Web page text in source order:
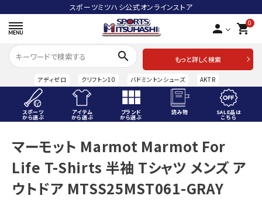
スポーツミツハシ公式オンラインストア
person 0
shopping_cart
search
もっと詳しく検索
アディゼロ クリフトン10 バドミントンシューズ AKTR
スポーツ
から選ぶ
アイテム
から選ぶ
ブランド
から選ぶ
読み物 SALE品は
こちら
ようこそ ゲスト 様
meeting_room ログイン person 会員登録
マーモット Marmot Marmot For
Life T-Shirts 半袖 Tシャツ メンズ ア
ウトドア MTSS25MST061-GRAY